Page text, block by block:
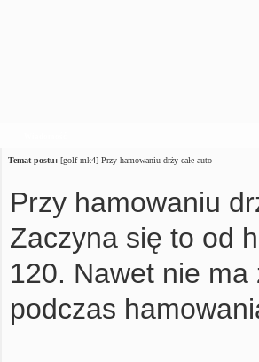
Temat postu: [golf mk4] Przy hamowaniu drży całe auto
Przy hamowaniu
Zaczyna się to od
120. Nawet nie
podczas